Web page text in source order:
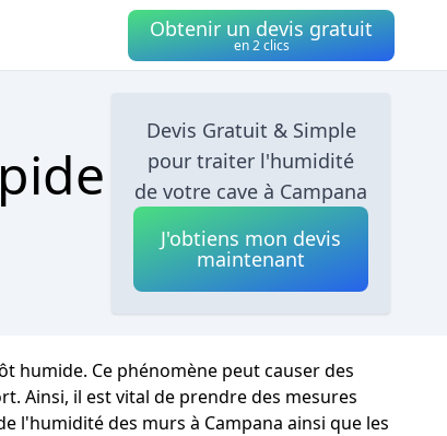
Obtenir un devis gratuit
en 2 clics
Devis Gratuit & Simple
pour traiter l'humidité
de votre cave à Campana
J'obtiens mon devis
maintenant
humide. Ce phénomène peut causer des
Ainsi, il est vital de prendre des mesures
l'humidité des murs à Campana ainsi que les